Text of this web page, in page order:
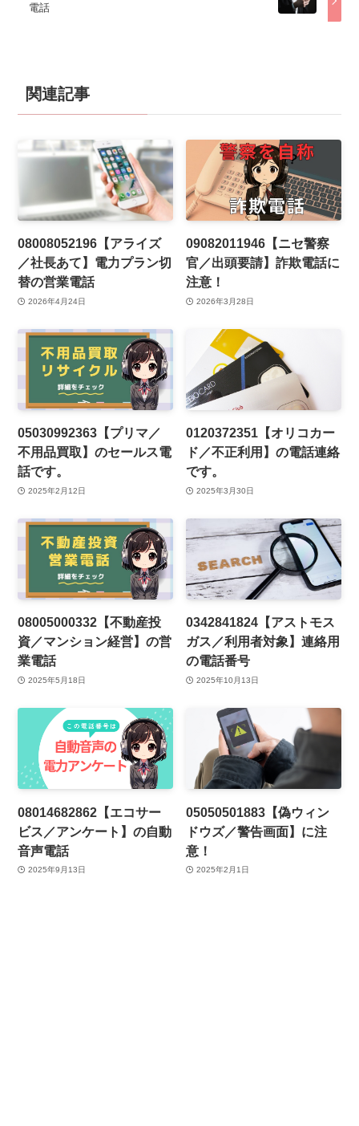
電話
関連記事
08008052196【アライズ
／社長あて】電力プラン切
替の営業電話
2026年4月24日
09082011946【ニセ警察
官／出頭要請】詐欺電話に
注意！
2026年3月28日
05030992363【プリマ／
不用品買取】のセールス電
話です。
2025年2月12日
0120372351【オリコカー
ド／不正利用】の電話連絡
です。
2025年3月30日
08005000332【不動産投
資／マンション経営】の営
業電話
2025年5月18日
0342841824【アストモス
ガス／利用者対象】連絡用
の電話番号
2025年10月13日
08014682862【エコサー
ビス／アンケート】の自動
音声電話
2025年9月13日
05050501883【偽ウィン
ドウズ／警告画面】に注
意！
2025年2月1日